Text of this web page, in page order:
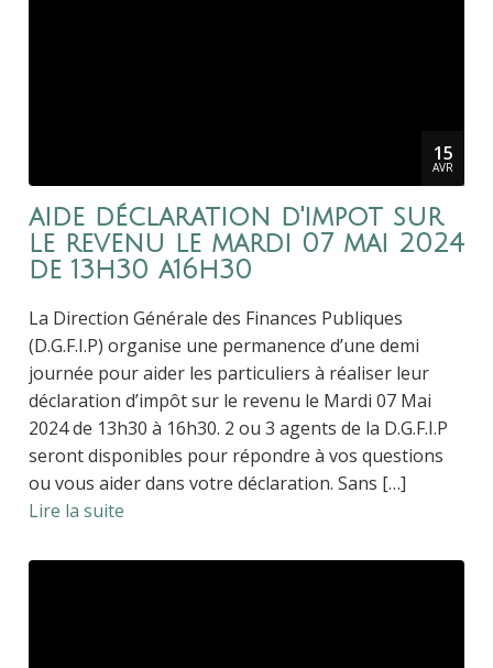
15
AVR
aide déclaration d'impot sur
le revenu le mardi 07 mai 2024
de 13h30 a16h30
La Direction Générale des Finances Publiques
(D.G.F.I.P) organise une permanence d’une demi
journée pour aider les particuliers à réaliser leur
déclaration d’impôt sur le revenu le Mardi 07 Mai
2024 de 13h30 à 16h30. 2 ou 3 agents de la D.G.F.I.P
seront disponibles pour répondre à vos questions
ou vous aider dans votre déclaration. Sans […]
Lire la suite